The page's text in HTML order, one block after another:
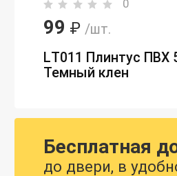
0
99 ₽ /шт.
LТ011 Плинтус ПВХ
Темный клен
Бесплатная
до двери, в